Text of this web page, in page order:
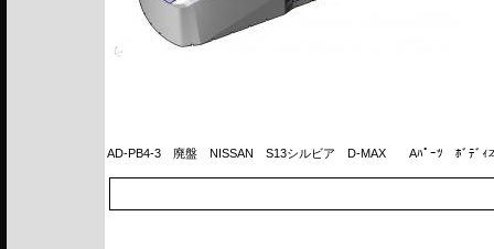
AD-PB4-3 廃盤 NISSAN S13シルビア D-MAX Aﾊﾟｰﾂ ﾎﾞﾃﾞｨ